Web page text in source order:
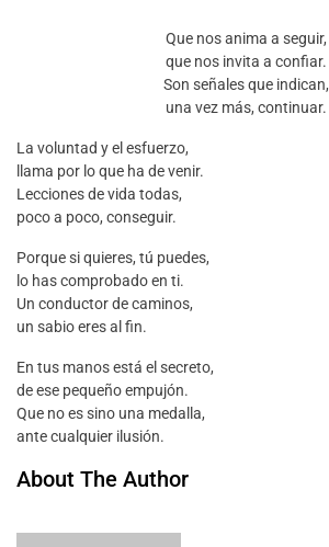
Que nos anima a seguir,
que nos invita a confiar.
Son señales que indican,
una vez más, continuar.
La voluntad y el esfuerzo,
llama por lo que ha de venir.
Lecciones de vida todas,
poco a poco, conseguir.
Porque si quieres, tú puedes,
lo has comprobado en ti.
Un conductor de caminos,
un sabio eres al fin.
En tus manos está el secreto,
de ese pequeño empujón.
Que no es sino una medalla,
ante cualquier ilusión.
About The Author